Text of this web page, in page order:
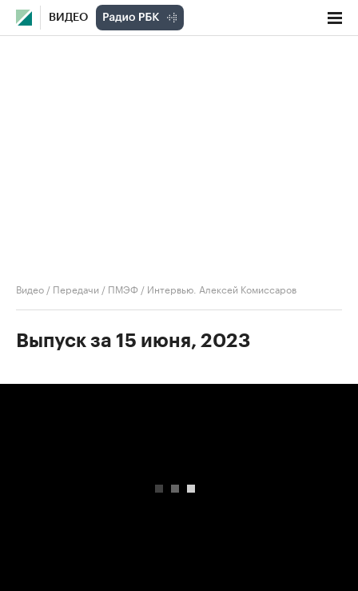
ВИДЕО
Видео / Передачи / ПМЭФ / Интервью. Алексей Комиссаров
Выпуск за 15 июня, 2023